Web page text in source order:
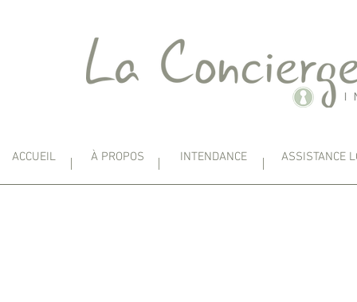
ACCUEIL À PROPOS INTENDANCE ASSISTANCE